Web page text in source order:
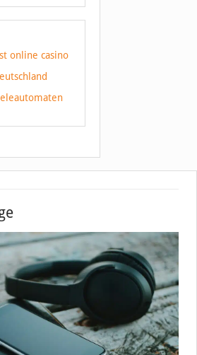
online casino